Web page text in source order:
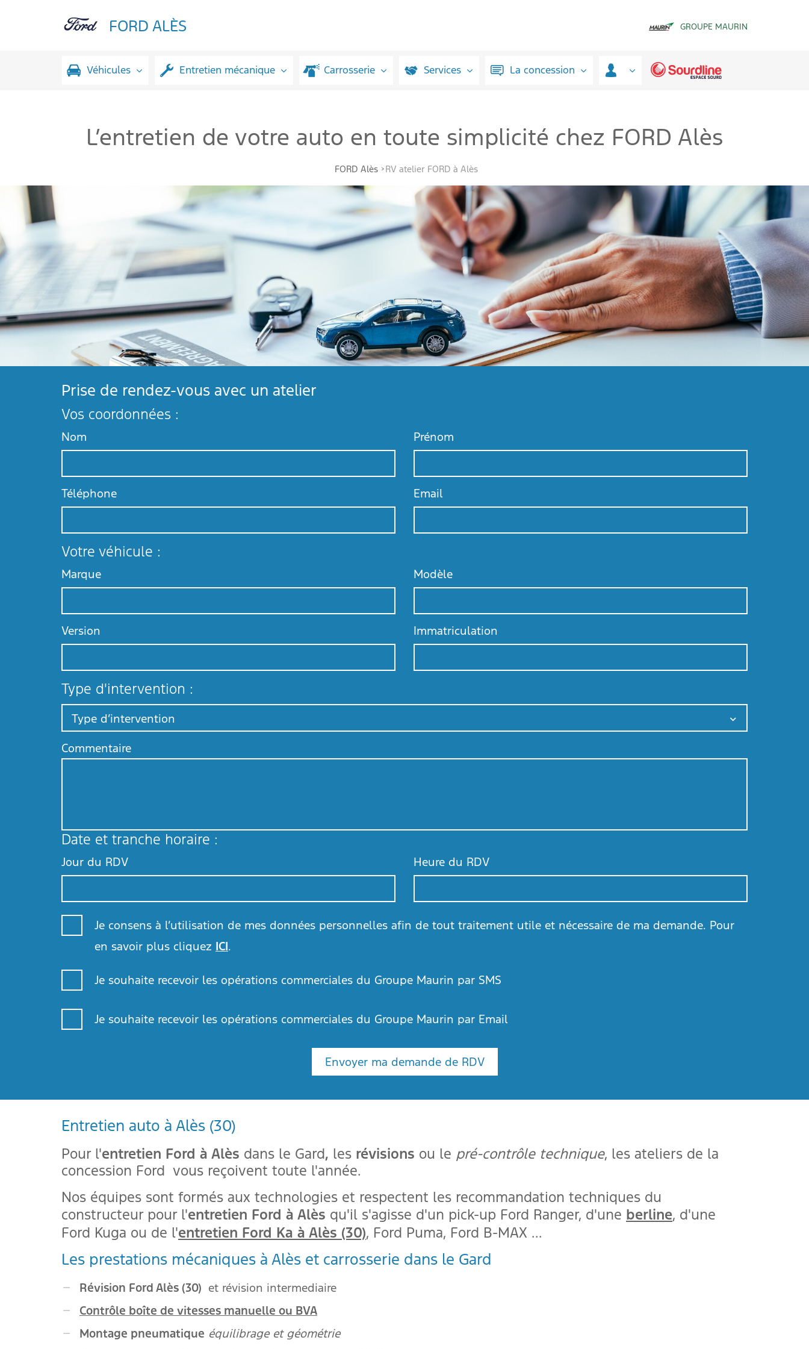
FORD ALÈS GROUPE MAURIN
Véhicules Entretien mécanique Carrosserie Services La concession
L’entretien de votre auto en toute simplicité chez FORD Alès
FORD Alès RV atelier FORD à Alès
Prise de rendez-vous avec un atelier
Vos coordonnées :
Nom Prénom
Téléphone Email
Votre véhicule :
Marque Modèle
Version Immatriculation
Type d'intervention :
Type d’intervention
Commentaire
Date et tranche horaire :
Jour du RDV
Août
Lun Mar Mer Jeu Ven Sam Dim
27 28 29 30
10 11 12 13 14 15 16
17 18 22 23
24
5 6
Heure du RDV
10:30
12:30
13:00
Je consens à l’utilisation de mes données personnelles afin de tout traitement utile et nécessaire de ma demande. Pour
en savoir plus cliquez ICI.
Je souhaite recevoir les opérations commerciales du Groupe Maurin par SMS
Je souhaite recevoir les opérations commerciales du Groupe Maurin par Email
Envoyer ma demande de RDV
Entretien auto à Alès (30)
Pour l'entretien Ford à Alès dans le Gard, les révisions ou le pré-contrôle technique, les ateliers de la
concession Ford vous reçoivent toute l'année.
Nos équipes sont formés aux technologies et respectent les recommandation techniques du
constructeur pour l'entretien Ford à Alès qu'il s'agisse d'un pick-up Ford Ranger, d'une berline, d'une
Ford Kuga ou de l'entretien Ford Ka à Alès (30), Ford Puma, Ford B-MAX ...
Les prestations mécaniques à Alès et carrosserie dans le Gard
Révision Ford Alès (30) et révision intermediaire
Contrôle boîte de vitesses manuelle ou BVA
Montage pneumatique équilibrage et géométrie